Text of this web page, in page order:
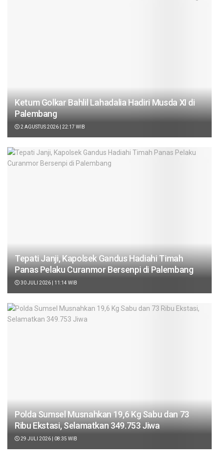
Ketum Golkar Bahlil Lahadalia Hadiri Musda XI di
Palembang
2 AGUSTUS 2026 | 22:17 WIB
Tepati Janji, Kapolsek Gandus Hadiahi Timah
Panas Pelaku Curanmor Bersenpi di Palembang
30 JULI 2026 | 11:14 WIB
Polda Sumsel Musnahkan 19,6 Kg Sabu dan 73
Ribu Ekstasi, Selamatkan 349.753 Jiwa
29 JULI 2026 | 08:35 WIB